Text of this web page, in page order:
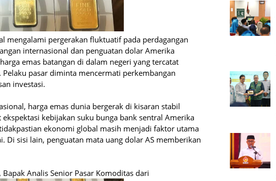
mengalami pergerakan fluktuatif pada perdagangan
internasional dan penguatan dolar Amerika
emas batangan di dalam negeri yang tercatat
pasar diminta mencermati perkembangan
investasi.
harga emas dunia bergerak di kisaran stabil
kebijakan suku bunga bank sentral Amerika
ekonomi global masih menjadi faktor utama
Di sisi lain, penguatan mata uang dolar AS memberikan
Analis Senior Pasar Komoditas dari